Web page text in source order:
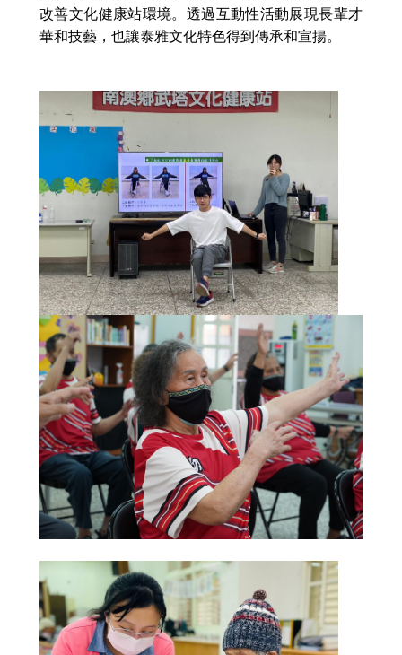
改善文化健康站環境。透過互動性活動展現長輩才
華和技藝，也讓泰雅文化特色得到傳承和宣揚。